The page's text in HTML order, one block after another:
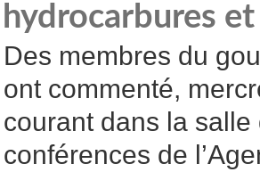
hydrocarbures et
Des membres du
ont commenté,
courant dans la salle
conférences de